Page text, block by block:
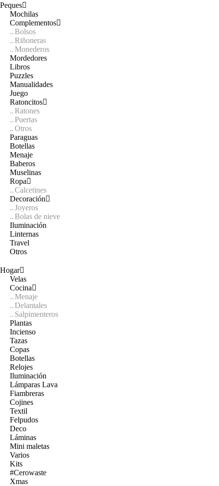
Peques
Mochilas
Complementos
Bolsos
Riñoneras
Monederos
Mordedores
Libros
Puzzles
Manualidades
Juego
Ratoncitos
Ratones
Puertas
Otros
Paraguas
Botellas
Menaje
Baberos
Muselinas
Ropa
Calcetines
Decoración
Joyeros
Bolas de nieve
Iluminación
Linternas
Travel
Otros
Hogar
Velas
Cocina
Menaje
Delantales
Salpimenteros
Plantas
Incienso
Tazas
Copas
Botellas
Relojes
Iluminación
Lámparas Lava
Fiambreras
Cojines
Textil
Felpudos
Deco
Láminas
Mini maletas
Varios
Kits
#Cerowaste
Xmas